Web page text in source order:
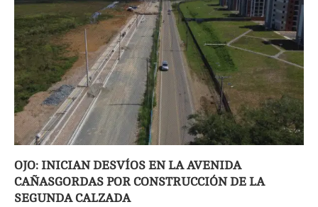
OJO: INICIAN DESVÍOS EN LA AVENIDA
CAÑASGORDAS POR CONSTRUCCIÓN DE LA
SEGUNDA CALZADA